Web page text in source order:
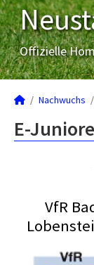
Offizielle
Nachwuchs
E-
VfR